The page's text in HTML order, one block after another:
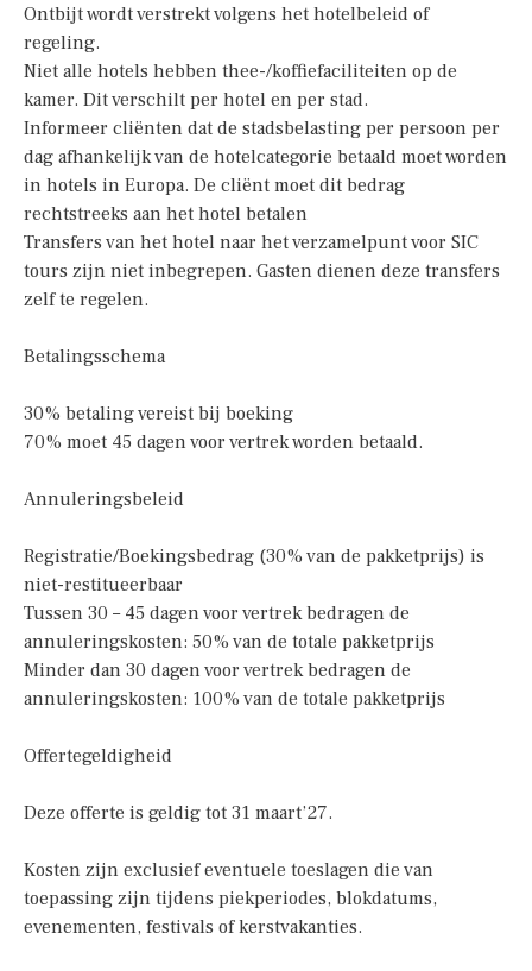
Ontbijt wordt verstrekt volgens het hotelbeleid of
regeling.
Niet alle hotels hebben thee-/koffiefaciliteiten op de
kamer. Dit verschilt per hotel en per stad.
Informeer cliënten dat de stadsbelasting per persoon per
dag afhankelijk van de hotelcategorie betaald moet worden
in hotels in Europa. De cliënt moet dit bedrag
rechtstreeks aan het hotel betalen
Transfers van het hotel naar het verzamelpunt voor SIC
tours zijn niet inbegrepen. Gasten dienen deze transfers
zelf te regelen.
Betalingsschema
30% betaling vereist bij boeking
70% moet 45 dagen voor vertrek worden betaald.
Annuleringsbeleid
Registratie/Boekingsbedrag (30% van de pakketprijs) is
niet-restitueerbaar
Tussen 30 – 45 dagen voor vertrek bedragen de
annuleringskosten: 50% van de totale pakketprijs
Minder dan 30 dagen voor vertrek bedragen de
annuleringskosten: 100% van de totale pakketprijs
Offertegeldigheid
Deze offerte is geldig tot 31 maart’27.
Kosten zijn exclusief eventuele toeslagen die van
toepassing zijn tijdens piekperiodes, blokdatums,
evenementen, festivals of kerstvakanties.